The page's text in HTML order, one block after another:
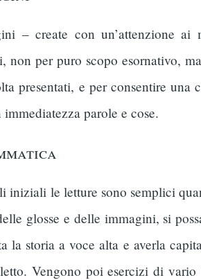
– create con un’attenzione ai
non per puro scopo esornativo,
presentati, e per consentire una
parole e cose.
iniziali le letture sono semplici
glosse e delle immagini, si
la storia a voce alta e averla
Vengono poi esercizi di vario